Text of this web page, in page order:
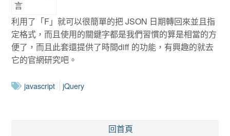
利用了「F」就可以很簡單的把 JSON 日期轉回來並且指
定格式，而且使用的關鍵字都是我們習慣的算是相當的方
便了，而且此套還提供了時間diff 的功能，有興趣的就去
它的官網研究吧。
javascript jQuery
回首頁